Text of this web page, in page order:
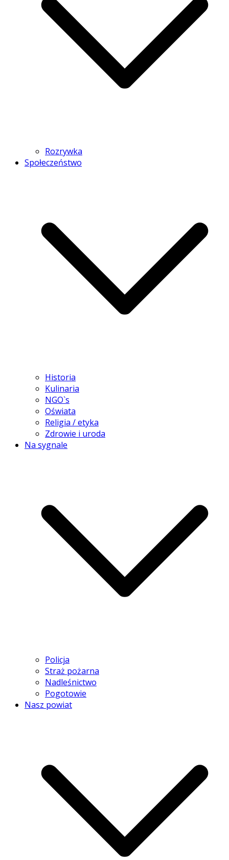
Rozrywka
Społeczeństwo
Historia
Kulinaria
NGO`s
Oświata
Religia / etyka
Zdrowie i uroda
Na sygnale
Policja
Straż pożarna
Nadleśnictwo
Pogotowie
Nasz powiat